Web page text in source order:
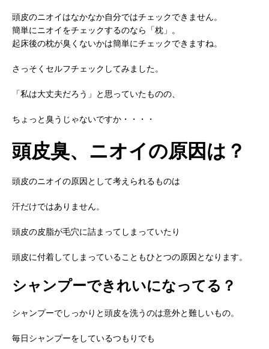
頭皮のニオイはなかなか自分ではチェックできません。
簡単にニオイをチェックするのなら「枕」。
起床後の枕が臭くないかは簡単にチェックできますね。
さっそくセルフチェックしてみました。
「私は大丈夫だろう」と思っていたものの、
ちょっと臭うじゃないですか・・・・
頭皮臭、ニオイの原因は？
頭皮のニオイの原因として考えられるものは
汗だけではありません。
頭皮の皮脂が毛穴に詰まってしまっていたり
頭皮に付着してしまっていることもひとつの原因となります。
シャンプーできれいになってる？
シャンプーでしっかりと頭皮を洗うのは意外と難しいもの。
毎日シャンプーをしているつもりでも